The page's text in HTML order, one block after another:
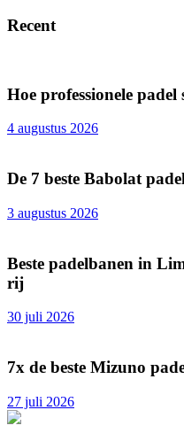
Recent
Hoe professionele padel
4 augustus 2026
De 7 beste Babolat
3 augustus 2026
Beste padelbanen in
rij
30 juli 2026
7x de beste Mizuno
27 juli 2026